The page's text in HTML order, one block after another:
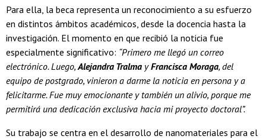
Para ella, la beca representa un reconocimiento a su esfuerzo
en distintos ámbitos académicos, desde la docencia hasta la
investigación. El momento en que recibió la noticia fue
especialmente significativo: “Primero me llegó un correo
electrónico. Luego, Alejandra Tralma yFrancisca Moraga, del
equipo de postgrado, vinieron a darme la noticia en persona y a
felicitarme. Fue muy emocionante y también un alivio, porque me
permitirá una dedicación exclusiva hacia mi proyecto doctoral”.
Su trabajo se centra en el desarrollo de nanomateriales para el